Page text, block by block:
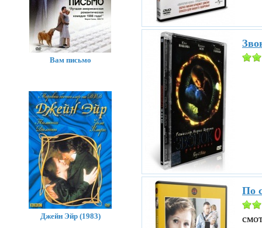
По
Вам письмо
Джейн Эйр (1983)